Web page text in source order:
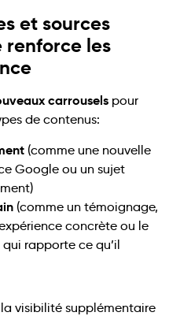
et sources
renforce les
carrousels pour
de contenus:
(comme une nouvelle
Google ou un sujet
(comme un témoignage,
concrète ou le
rapporte ce qu’il
visibilité supplémentaire